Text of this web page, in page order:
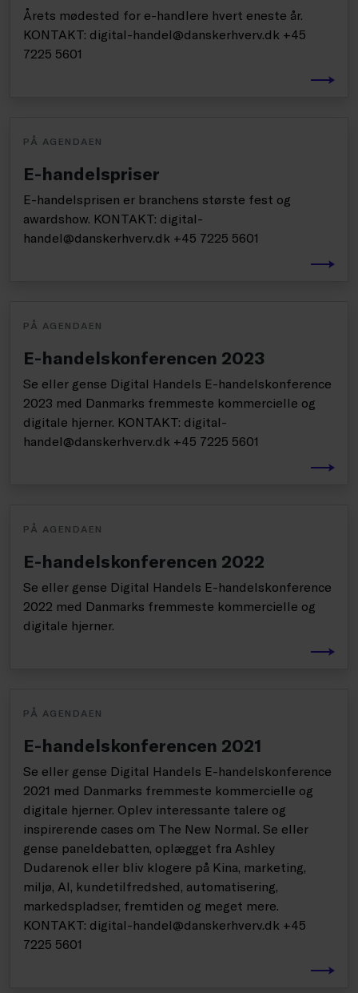
Årets mødested for e-handlere hvert eneste år.
KONTAKT: digital-handel@danskerhverv.dk +45
7225 5601
PÅ AGENDAEN
E-handelspriser
E-handelsprisen er branchens største fest og
awardshow. KONTAKT: digital-
handel@danskerhverv.dk +45 7225 5601
PÅ AGENDAEN
E-handelskonferencen 2023
Se eller gense Digital Handels E-handelskonference
2023 med Danmarks fremmeste kommercielle og
digitale hjerner. KONTAKT: digital-
handel@danskerhverv.dk +45 7225 5601
PÅ AGENDAEN
E-handelskonferencen 2022
Se eller gense Digital Handels E-handelskonference
2022 med Danmarks fremmeste kommercielle og
digitale hjerner.
PÅ AGENDAEN
E-handelskonferencen 2021
Se eller gense Digital Handels E-handelskonference
2021 med Danmarks fremmeste kommercielle og
digitale hjerner. Oplev interessante talere og
inspirerende cases om The New Normal. Se eller
gense paneldebatten, oplægget fra Ashley
Dudarenok eller bliv klogere på Kina, marketing,
miljø, AI, kundetilfredshed, automatisering,
markedspladser, fremtiden og meget mere.
KONTAKT: digital-handel@danskerhverv.dk +45
7225 5601